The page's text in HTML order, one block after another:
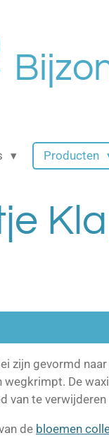
Producten
zijn gevormd
De
van te verwijderen
de bloemen